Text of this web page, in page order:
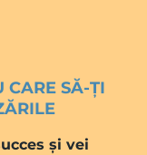
CARE SĂ-ȚI
și vei